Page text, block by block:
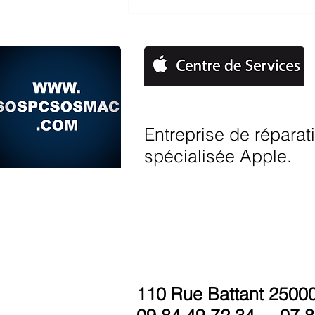
CHROME
Entreprise de
spécialisée Apple.
110 Rue Battant